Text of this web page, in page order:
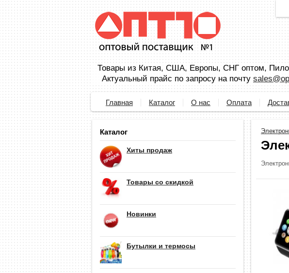
Товары из Китая, США, Европы, СНГ оптом,
Актуальный прайс по запросу на почту
Главная Каталог О нас Оплата
Каталог
Хиты продаж
Товары со скидкой
Новинки
Бутылки и термосы